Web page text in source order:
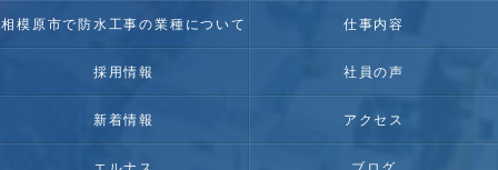
相模原市で防水工事の業種について 仕事内容
採用情報 社員の声
新着情報 アクセス